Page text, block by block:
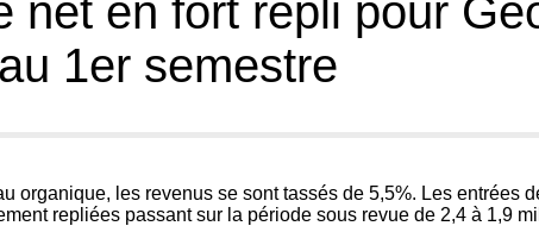
net en fort repli pour
1er semestre
organique, les revenus se sont tassés de 5,5%. Les entrées
repliées passant sur la période sous revue de 2,4 à 1,9